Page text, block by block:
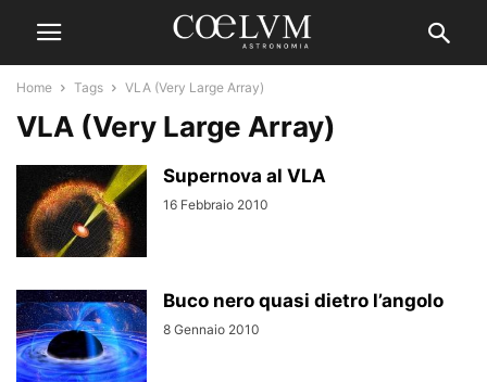
Home Tags VLA (Very Large Array)
VLA (Very Large Array)
Supernova al VLA
16 Febbraio 2010
Buco nero quasi dietro l’angolo
8 Gennaio 2010